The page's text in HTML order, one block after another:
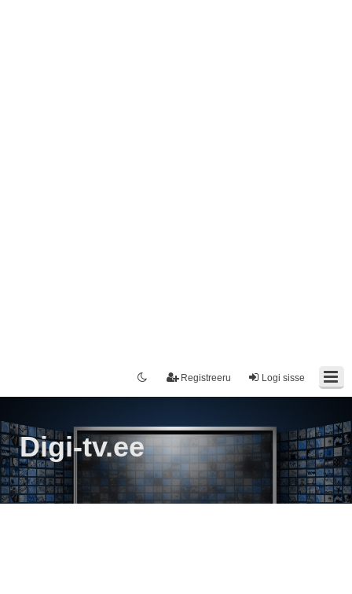
Logi sisse
Registreeru
Digi-tv.ee